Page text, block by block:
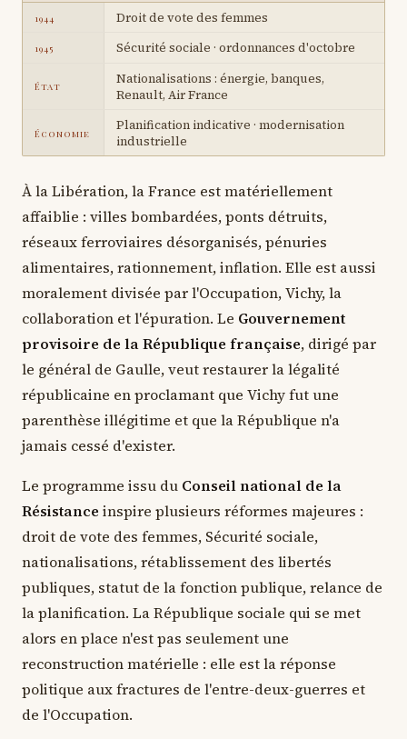
1944 Droit de vote des femmes
1945 Sécurité sociale · ordonnances d'octobre
État
Nationalisations : énergie, banques,
Renault, Air France
Économie
Planification indicative · modernisation
industrielle
À la Libération, la France est matériellement
affaiblie : villes bombardées, ponts détruits,
réseaux ferroviaires désorganisés, pénuries
alimentaires, rationnement, inflation. Elle est aussi
moralement divisée par l'Occupation, Vichy, la
collaboration et l'épuration. Le Gouvernement
provisoire de la République française, dirigé par
le général de Gaulle, veut restaurer la légalité
républicaine en proclamant que Vichy fut une
parenthèse illégitime et que la République n'a
jamais cessé d'exister.
Le programme issu du Conseil national de la
Résistance inspire plusieurs réformes majeures :
droit de vote des femmes, Sécurité sociale,
nationalisations, rétablissement des libertés
publiques, statut de la fonction publique, relance de
la planification. La République sociale qui se met
alors en place n'est pas seulement une
reconstruction matérielle : elle est la réponse
politique aux fractures de l'entre-deux-guerres et
de l'Occupation.